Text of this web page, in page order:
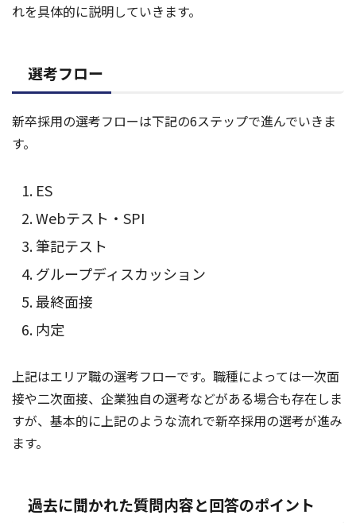
れを具体的に説明していきます。
選考フロー
新卒採用の選考フローは下記の6ステップで進んでいきま
す。
ES
Webテスト・SPI
筆記テスト
グループディスカッション
最終面接
内定
上記はエリア職の選考フローです。職種によっては一次面
接や二次面接、企業独自の選考などがある場合も存在しま
すが、基本的に上記のような流れで新卒採用の選考が進み
ます。
過去に聞かれた質問内容と回答のポイント